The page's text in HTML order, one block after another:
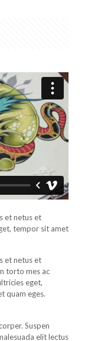
et netus et
tempor sit amet
et netus et
torto mes ac
eget,
quam eges.
Suspen
elit lectus